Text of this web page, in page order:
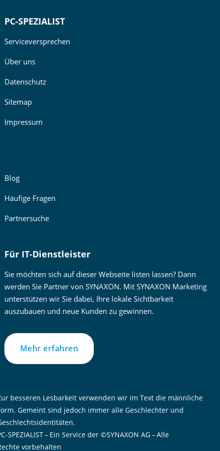
PC-SPEZIALIST
Serviceversprechen
Über uns
Datenschutz
Sitemap
Impressum
Blog
Häufige Fragen
Partnersuche
Für IT-Dienstleister
Sie möchten sich auf dieser Webseite listen lassen? Dann
werden Sie Partner von SYNAXON. Mit SYNAXON Marketing
unterstützen wir Sie dabei, Ihre lokale Sichtbarkeit
auszubauen und neue Kunden zu gewinnen.
Mehr erfahren
besseren Lesbarkeit verwenden wir im Text die männliche
Gemeint sind jedoch immer alle Geschlechter und
SPEZIALIST – Ein Service der ©SYNAXON AG – Alle
vorbehalten